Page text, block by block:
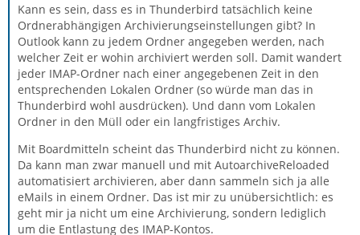
Kann es sein, dass es in Thunderbird tatsächlich keine
Ordnerabhängigen Archivierungseinstellungen gibt? In
Outlook kann zu jedem Ordner angegeben werden, nach
welcher Zeit er wohin archiviert werden soll. Damit wandert
jeder IMAP-Ordner nach einer angegebenen Zeit in den
entsprechenden Lokalen Ordner (so würde man das in
Thunderbird wohl ausdrücken). Und dann vom Lokalen
Ordner in den Müll oder ein langfristiges Archiv.
Mit Boardmitteln scheint das Thunderbird nicht zu können.
Da kann man zwar manuell und mit AutoarchiveReloaded
automatisiert archivieren, aber dann sammeln sich ja alle
eMails in einem Ordner. Das ist mir zu unübersichtlich: es
geht mir ja nicht um eine Archivierung, sondern lediglich
um die Entlastung des IMAP-Kontos.